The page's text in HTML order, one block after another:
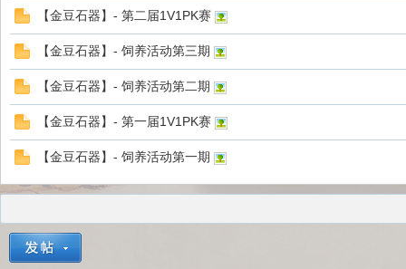
sc
uz!
【金豆石器】- 第二届1V1PK赛
【金豆石器】- 饲养活动第三期
【金豆石器】- 饲养活动第二期
【金豆石器】- 第一届1V1PK赛
【金豆石器】- 饲养活动第一期